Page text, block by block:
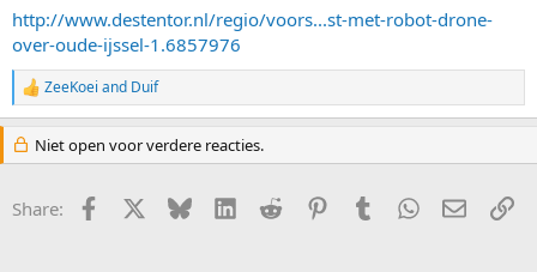
http://www.destentor.nl/regio/voors...st-met-robot-drone-
over-oude-ijssel-1.6857976
R
e
a
c
t
o
ZeeKoei and Duif
Niet open voor verdere reacties.
Share: Facebook Bluesky LinkedInReddit PinterestTumblrWhatsApp
E-mail